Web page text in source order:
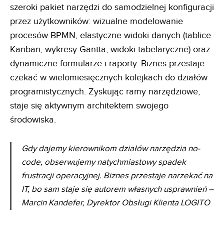
szeroki pakiet narzędzi do samodzielnej konfiguracji
przez użytkowników: wizualne modelowanie
procesów BPMN, elastyczne widoki danych (tablice
Kanban, wykresy Gantta, widoki tabelaryczne) oraz
dynamiczne formularze i raporty. Biznes przestaje
czekać w wielomiesięcznych kolejkach do działów
programistycznych. Zyskując ramy narzędziowe,
staje się aktywnym architektem swojego
środowiska.
Gdy dajemy kierownikom działów narzędzia no-
code, obserwujemy natychmiastowy spadek
frustracji operacyjnej. Biznes przestaje narzekać na
IT, bo sam staje się autorem własnych usprawnień–
Marcin Kandefer, Dyrektor Obsługi Klienta LOGITO